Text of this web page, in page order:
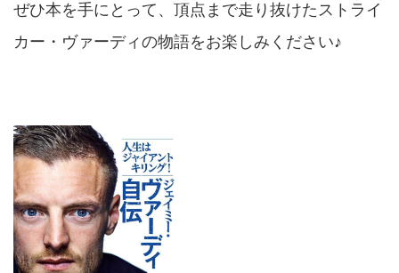
ぜひ本を手にとって、頂点まで走り抜けたストライ
カー・ヴァーディの物語をお楽しみください♪